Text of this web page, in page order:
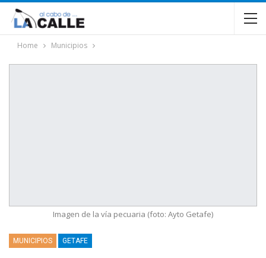
Home Municipios
Imagen de la vía pecuaria (foto: Ayto Getafe)
MUNICIPIOS GETAFE